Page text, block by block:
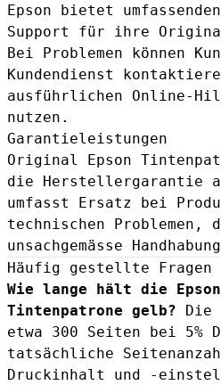
Epson bietet
Support für ihre
Bei Problemen können
Kundendienst
ausführlichen Online-
nutzen.
Garantieleistungen
Original Epson
die Herstellergarantie
umfasst Ersatz bei
technischen Problemen,
unsachgemässe
Häufig gestellte Fragen
Wie lange hält die Epson
Tintenpatrone gelb? Die
etwa 300 Seiten bei 5%
tatsächliche
Druckinhalt und -